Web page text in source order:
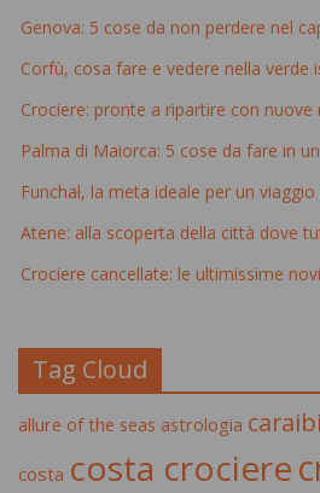
Genova: 5 cose da non perdere nel
Corfù, cosa fare e vedere nella verde
Crociere: pronte a ripartire con
Palma di Maiorca: 5 cose da fare in
Funchal, la meta ideale per un viaggio
Atene: alla scoperta della città dove
Crociere cancellate: le ultimissime
Tag Cloud
allure of the seas astrologia caraibi
costa costa crociere